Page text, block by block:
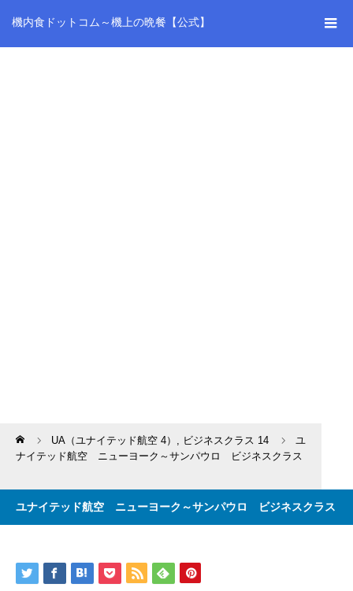
機内食ドットコム～機上の晩餐【公式】
Home UA（ユナイテッド航空 4） , ビジネスクラス 14
ユ
ナイテッド航空 ニューヨーク～サンパウロ ビジネスクラス
ユナイテッド航空 ニューヨーク～サンパウロ ビジネスクラス